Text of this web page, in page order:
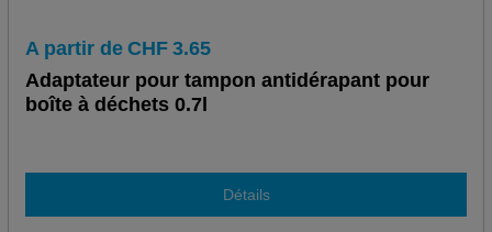
A partir de CHF 3.65
Adaptateur pour tampon antidérapant pour
boîte à déchets 0.7l
Détails